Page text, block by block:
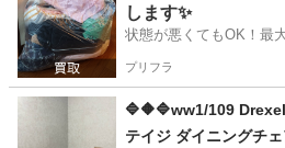
します✨
状態が悪くてもOK！最
プリフラ
🔷🔶🔷ww1/109
テイジ ダイニングチ